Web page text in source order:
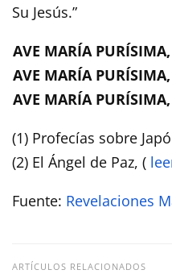
Su Jesús.”
AVE MARÍA
AVE MARÍA
AVE MARÍA
(1) Profecías sobre
(2) El Ángel de Paz, (
Fuente: Revelaciones
ARTÍCULOS RELACIONADOS